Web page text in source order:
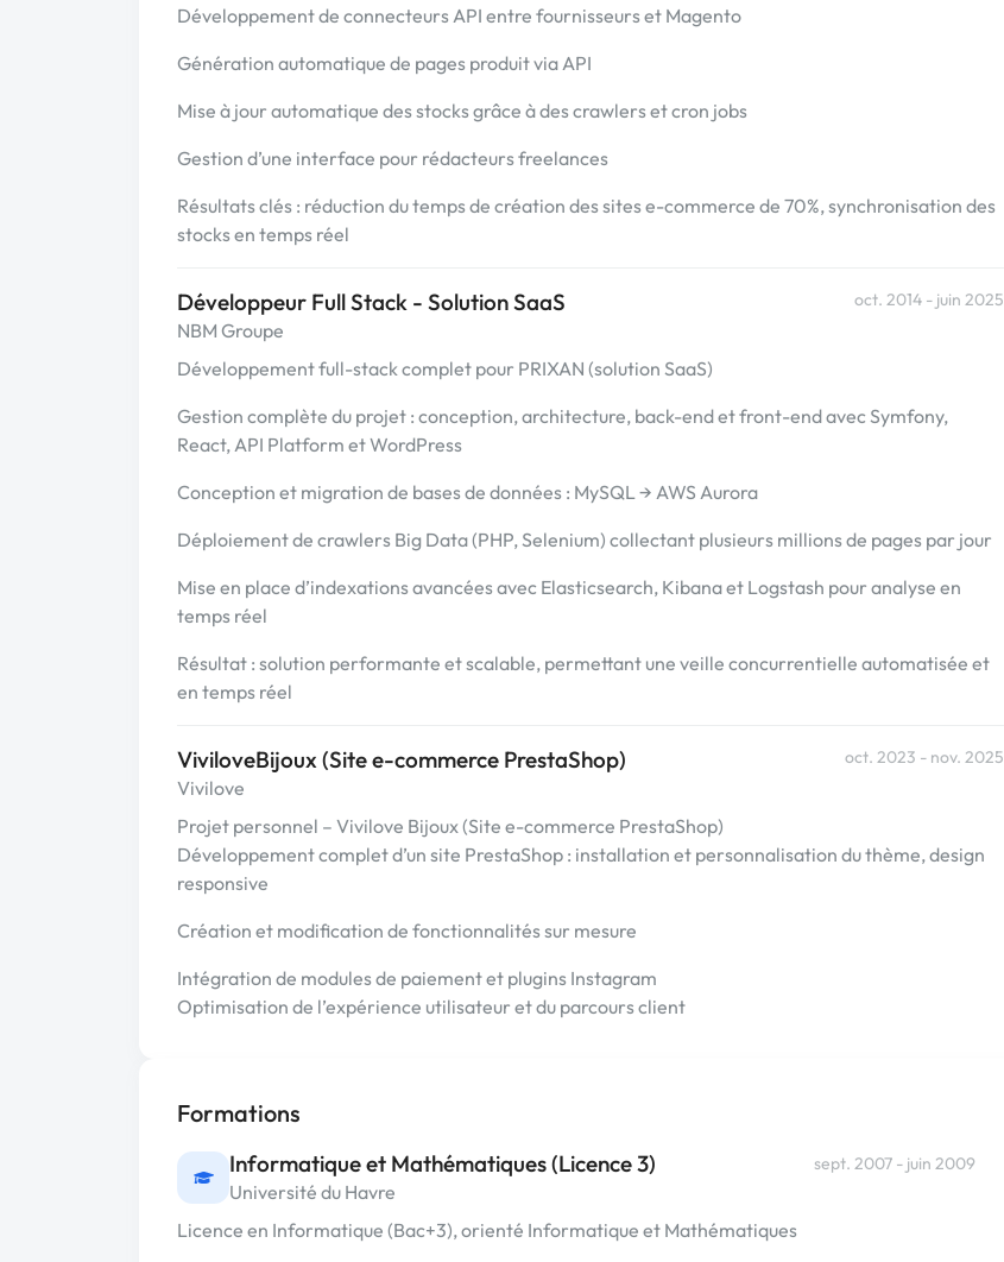
Développement de connecteurs API entre fournisseurs et Magento
Génération automatique de pages produit via API
Mise à jour automatique des stocks grâce à des crawlers et cron jobs
Gestion d’une interface pour rédacteurs freelances
Résultats clés : réduction du temps de création des sites e-commerce de 70%, synchronisation des
stocks en temps réel
Développeur Full Stack - Solution SaaS
NBM Groupe
oct. 2014 - juin 2025
Développement full-stack complet pour PRIXAN (solution SaaS)
Gestion complète du projet : conception, architecture, back-end et front-end avec Symfony,
React, API Platform et WordPress
Conception et migration de bases de données : MySQL → AWS Aurora
Déploiement de crawlers Big Data (PHP, Selenium) collectant plusieurs millions de pages par jour
Mise en place d’indexations avancées avec Elasticsearch, Kibana et Logstash pour analyse en
temps réel
Résultat : solution performante et scalable, permettant une veille concurrentielle automatisée et
en temps réel
ViviloveBijoux (Site e-commerce PrestaShop)
Vivilove
oct. 2023 - nov. 2025
Projet personnel – Vivilove Bijoux (Site e-commerce PrestaShop)
Développement complet d’un site PrestaShop : installation et personnalisation du thème, design
responsive
Création et modification de fonctionnalités sur mesure
Intégration de modules de paiement et plugins Instagram
Optimisation de l’expérience utilisateur et du parcours client
Formations
Informatique et Mathématiques (Licence 3)
Université du Havre
sept. 2007 - juin 2009
Licence en Informatique (Bac+3), orienté Informatique et Mathématiques